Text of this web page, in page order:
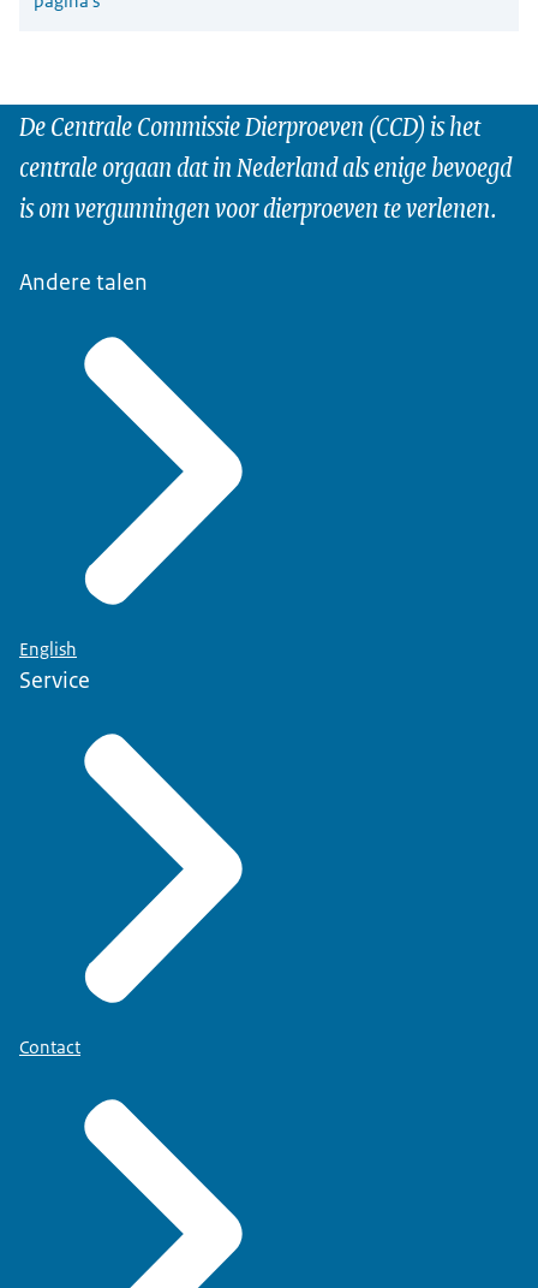
De Centrale Commissie Dierproeven (CCD) is het
centrale orgaan dat in Nederland als enige bevoegd
is om vergunningen voor dierproeven te verlenen.
Andere talen
English
Service
Contact